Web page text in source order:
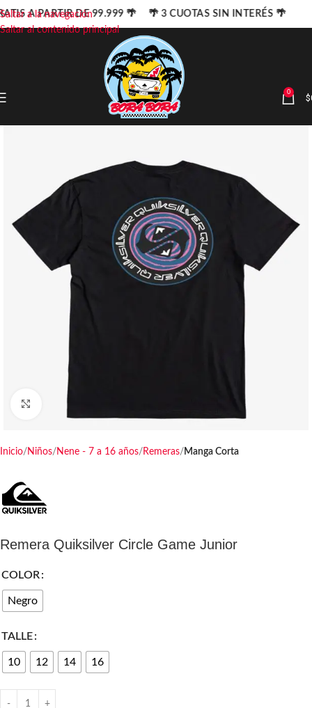
Saltar a la navegación
Saltar al contenido principal
0 $
Inicio Niños Nene - 7 a 16 años Remeras Manga Corta
Remera Quiksilver Circle Game Junior
COLOR
Negro
TALLE
10 12 14 16
A PARTIR DE 99.999 🌴 🌴 3 CUOTAS SIN INTERÉS 🌴